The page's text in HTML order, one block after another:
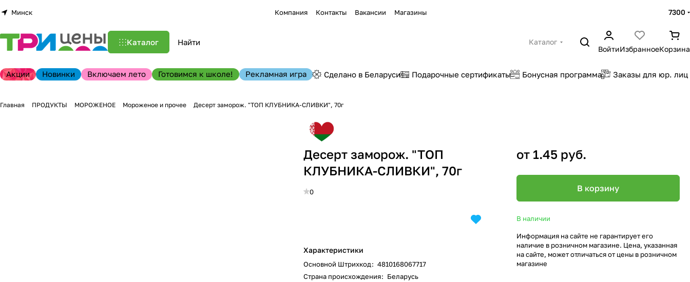
Минск Компания Контакты Вакансии Магазины 7300
Каталог
Каталог
ВойтиИзбранноеКорзина
Акции Новинки Включаем лето Готовимся к школе! Рекламная игра Сделано в Беларуси Подарочные сертификаты Бонусная программа Заказы для юр. лиц
Главная ПРОДУКТЫ МОРОЖЕНОЕ Мороженое и прочее Десерт заморож. "ТОП КЛУБНИКА-СЛИВКИ", 70г
Десерт заморож. "ТОП
КЛУБНИКА-СЛИВКИ", 70г
0
Характеристики
Основной Штрихкод: 4810168067717
Страна происхождения: Беларусь
от 1.45 руб.
В корзину
В наличии
Информация на сайте не гарантирует его
наличие в розничном магазине. Цена, указанная
на сайте, может отличаться от цены в розничном
магазине